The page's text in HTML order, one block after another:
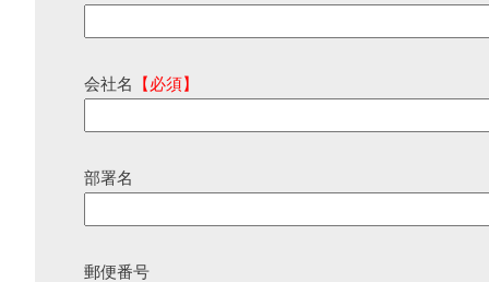
会社名 【必須】
部署名
郵便番号